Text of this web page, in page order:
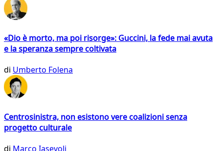
«Dio è morto, ma poi risorge»: Guccini, la fede mai avuta
e la speranza sempre coltivata
di Umberto Folena
Centrosinistra, non esistono vere coalizioni senza
progetto culturale
di Marco Iasevoli